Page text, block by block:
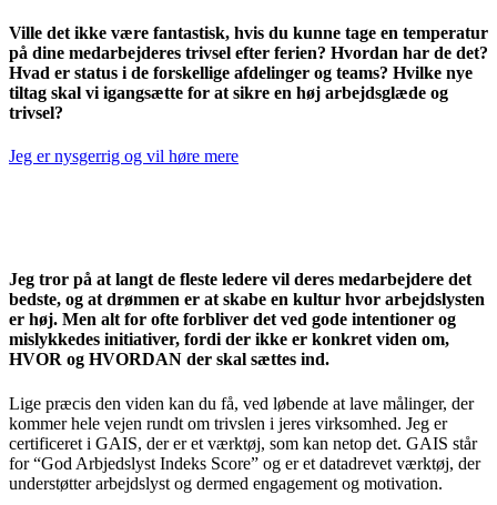
Ville det ikke være fantastisk, hvis du kunne tage en temperatur
på dine medarbejderes trivsel efter ferien? Hvordan har de det?
Hvad er status i de forskellige afdelinger og teams? Hvilke nye
tiltag skal vi igangsætte for at sikre en høj arbejdsglæde og
trivsel?
Jeg er nysgerrig og vil høre mere
Jeg tror på at langt de fleste ledere vil deres medarbejdere det
bedste, og at drømmen er at skabe en kultur hvor arbejdslysten
er høj. Men alt for ofte forbliver det ved gode intentioner og
mislykkedes initiativer, fordi der ikke er konkret viden om,
HVOR og HVORDAN der skal sættes ind.
Lige præcis den viden kan du få, ved løbende at lave målinger, der
kommer hele vejen rundt om trivslen i jeres virksomhed. Jeg er
certificeret i GAIS, der er et værktøj, som kan netop det. GAIS står
for “God Arbjedslyst Indeks Score” og er et datadrevet værktøj, der
understøtter arbejdslyst og dermed engagement og motivation.